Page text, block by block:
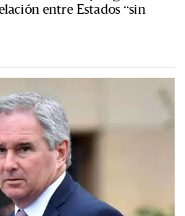
entre Estados “sin